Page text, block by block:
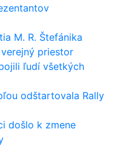
M. R. Štefánika
priestor
ľudí všetkých
odštartovala Rally
došlo k zmene